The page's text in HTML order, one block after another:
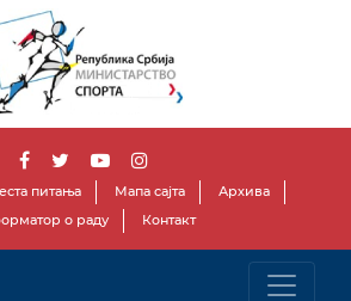
питања Мапа сајта
Архива
о раду
Контакт